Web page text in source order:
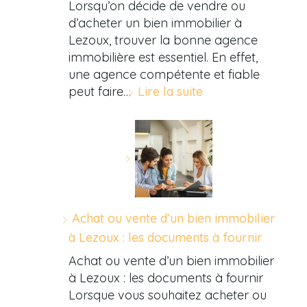
Lorsqu’on décide de vendre ou
d’acheter un bien immobilier à
Lezoux, trouver la bonne agence
immobilière est essentiel. En effet,
une agence compétente et fiable
peut faire… Lire la suite
Achat ou vente d’un bien immobilier
à Lezoux : les documents à fournir
Achat ou vente d’un bien immobilier
à Lezoux : les documents à fournir
Lorsque vous souhaitez acheter ou